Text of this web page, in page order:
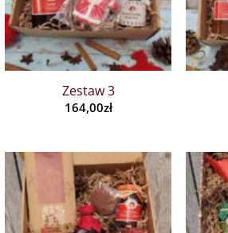
Zestaw 3
164,00zł